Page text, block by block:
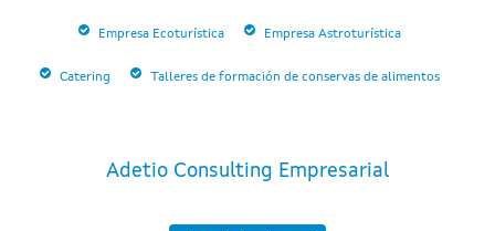
Empresa Ecoturística Empresa Astroturística
Catering Talleres de formación de conservas de alimentos
Adetio Consulting Empresarial